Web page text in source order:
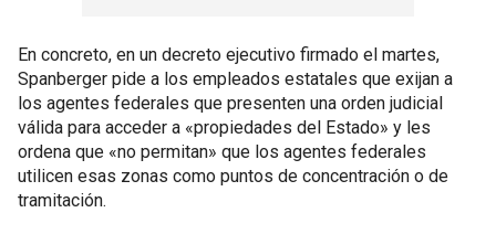
En concreto, en un decreto ejecutivo firmado el martes,
Spanberger pide a los empleados estatales que exijan a
los agentes federales que presenten una orden judicial
válida para acceder a «propiedades del Estado» y les
ordena que «no permitan» que los agentes federales
utilicen esas zonas como puntos de concentración o de
tramitación.